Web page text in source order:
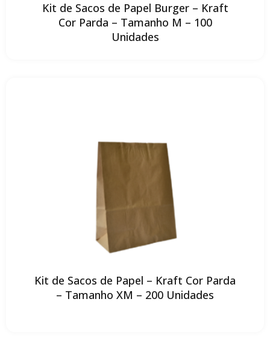
Kit de Sacos de Papel Burger – Kraft
Cor Parda – Tamanho M – 100
Unidades
Kit de Sacos de Papel – Kraft Cor Parda
– Tamanho XM – 200 Unidades